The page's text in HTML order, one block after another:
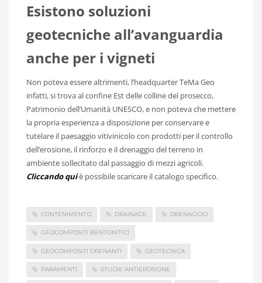
Esistono soluzioni
geotecniche all’avanguardia
anche per i vigneti
Non poteva essere altrimenti, l’headquarter TeMa Geo
infatti, si trova al confine Est delle colline del prosecco,
Patrimonio dell’Umanità UNESCO, e non poteva che mettere
la propria esperienza a disposizione per conservare e
tutelare il paesaggio vitivinicolo con prodotti per il controllo
dell’erosione, il rinforzo e il drenaggio del terreno in
ambiente sollecitato dal passaggio di mezzi agricoli.
Cliccando quiè possibile scaricare il catalogo specifico.
CONTENIMENTO DRAINAGE DRENAGGIO
GEOCOMPOSITI BENTONITICI
GEOCOMPOSITI DRENANTI GEOTECNICA
PARAMENTI STUOIE ANTIEROSIONE